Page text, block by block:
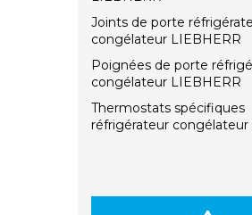
Joints de porte
congélateur LIEBHERR
Poignées de porte
congélateur LIEBHERR
Thermostats spécifiques
réfrigérateur congélateur